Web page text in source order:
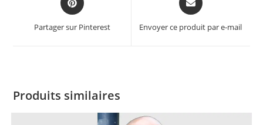
Partager sur Pinterest Envoyer ce produit par e-mail
Produits similaires